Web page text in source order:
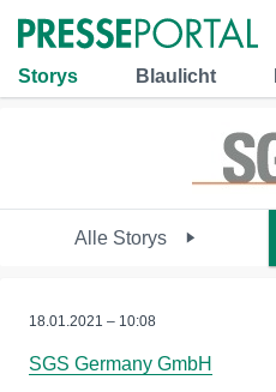
Storys Blaulicht
Alle Storys
18.01.2021 – 10:08
SGS Germany GmbH